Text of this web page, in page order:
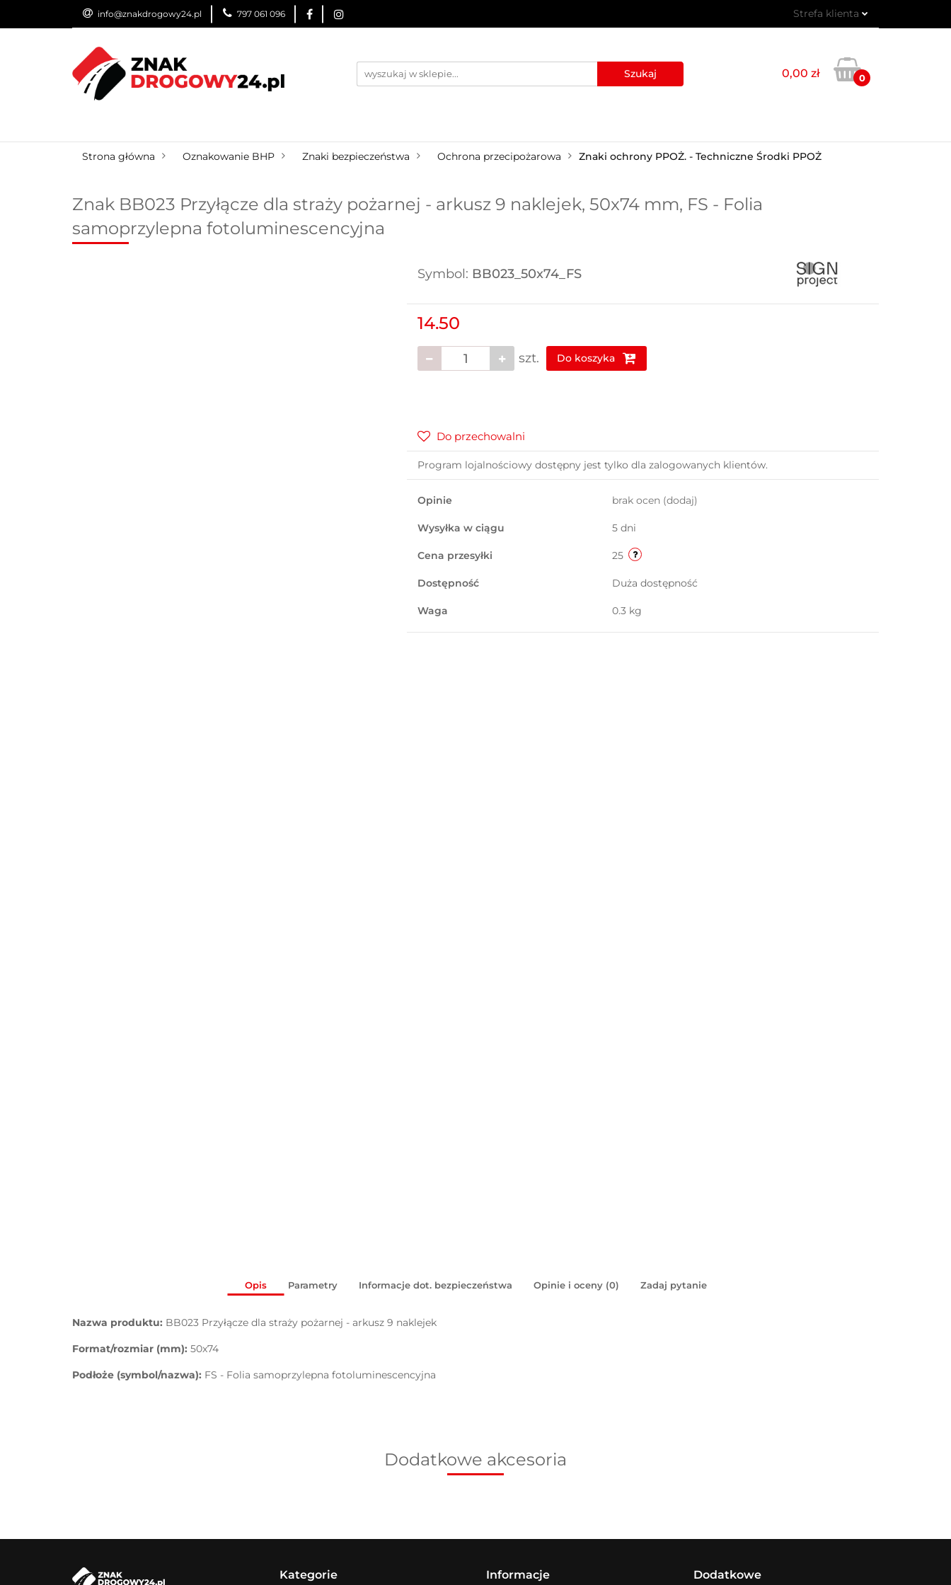
info@znakdrogowy24.pl 797 061 096 Strefa klienta
Zarejestruj się
Dodaj zgłoszenie
0,00 zł 0
ZNAKI DROGOWE URZĄDZENIA BRD
Strona główna Oznakowanie BHP Znaki bezpieczeństwa Ochrona przecipożarowa Znaki ochrony PPOŻ. - Techniczne Środki PPOŻ
Znak BB023 Przyłącze dla straży pożarnej - arkusz 9 naklejek, 50x74 mm, FS - Folia
samoprzylepna fotoluminescencyjna
Symbol: BB023_50x74_FS
14.50
szt. Do koszyka
Do przechowalni
Program lojalnościowy dostępny jest tylko dla zalogowanych klientów.
Opinie brak ocen (dodaj)
Wysyłka w ciągu 5 dni
Cena przesyłki 25
Dostępność Duża dostępność
Waga 0.3 kg
Opis Parametry Informacje dot. bezpieczeństwa Opinie i oceny (0) Zadaj pytanie
Nazwa produktu: BB023 Przyłącze dla straży pożarnej - arkusz 9 naklejek
Format/rozmiar (mm): 50x74
Podłoże (symbol/nazwa): FS - Folia samoprzylepna fotoluminescencyjna
Dodatkowe akcesoria
Kategorie Informacje Dodatkowe